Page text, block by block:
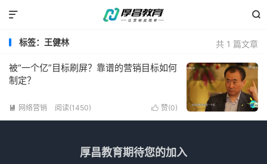


共 1 篇文章
标签：王健林
被“一个亿”目标刷屏？靠谱的营销目标如何
制定？
 赞(0)
 网络营销 阅读(1450)
厚昌教育期待您的加入